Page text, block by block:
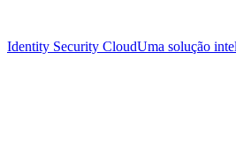
Identity Security CloudUma solução